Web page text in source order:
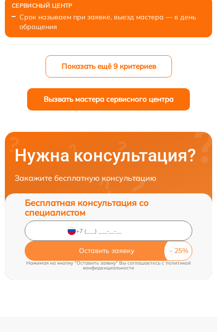
Срок называем при заявке, выезд мастера — в день
обращения
Показать ещё 9 критериев
Вызвать мастера сервисного центра
Нужна консультация?
Закажите бесплатную консультацию
Бесплатная консультация со
специалистом
Оставить заявку
Нажимая на кнопку "Оставить заявку" Вы соглашаетесь cполитикой
конфиденциальности